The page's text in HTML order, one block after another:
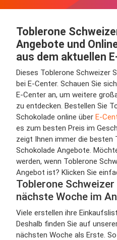
Toblerone
Angebote und
aus dem aktuellen
Dieses Toblerone Schweizer
bei E-Center. Schauen Sie
E-Center an, um weitere
zu entdecken. Bestellen Sie
Schokolade online über E-
es zum besten Preis im
zeigt Ihnen immer die besten
Schokolade Angebote.
werden, wenn Toblerone
Angebot ist? Klicken Sie
Toblerone
nächste Woche im
Viele erstellen ihre
Deshalb finden Sie auf
nächsten Woche als Erste.